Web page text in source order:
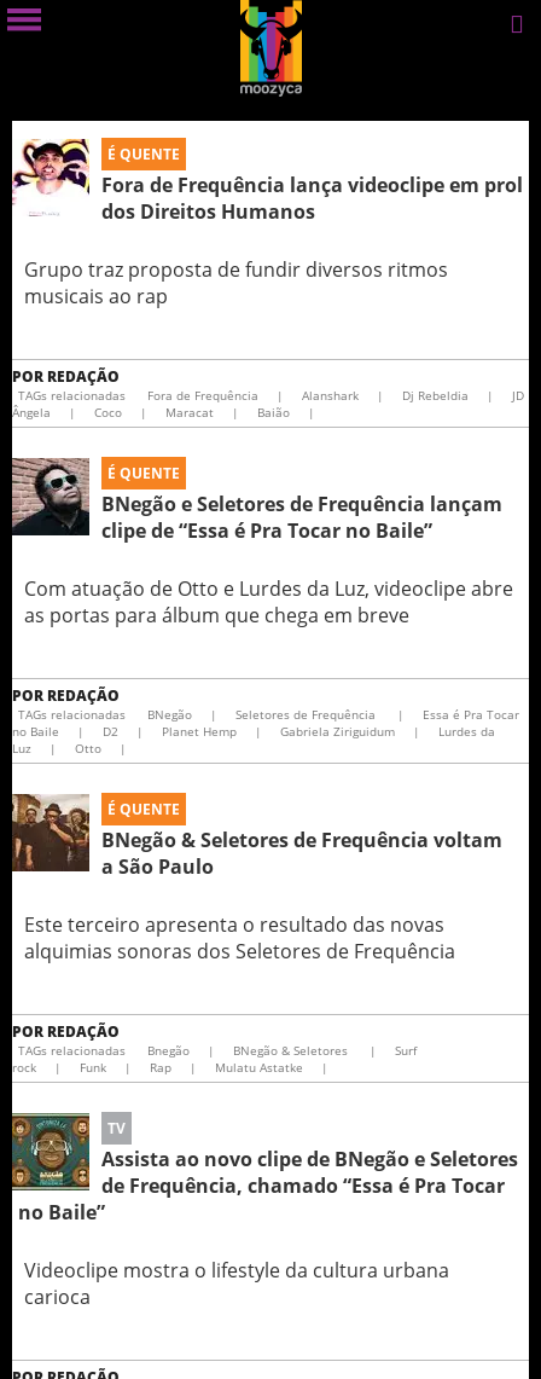
É QUENTE
Fora de Frequência lança videoclipe em prol
Grupo traz proposta de fundir diversos ritmos
musicais ao rap
POR REDAÇÃO
TAGs relacionadas Fora de Frequência | Alanshark | Dj Rebeldia |
JD
Ângela
| Coco | Maracat | Baião |
É QUENTE
BNegão e Seletores de Frequência lançam
clipe de “Essa é Pra Tocar no Baile”
Com atuação de Otto e Lurdes da Luz, videoclipe abre
as portas para álbum que chega em breve
POR REDAÇÃO
TAGs relacionadas BNegão | Seletores de Frequência |
Essa é Pra Tocar
no Baile
| D2 | Planet Hemp | Gabriela Ziriguidum |
Lurdes da
Luz
| Otto |
É QUENTE
BNegão & Seletores de Frequência voltam
a São Paulo
Este terceiro apresenta o resultado das novas
alquimias sonoras dos Seletores de Frequência
POR REDAÇÃO
TAGs relacionadas Bnegão | BNegão & Seletores |
Surf
rock
| Funk | Rap | Mulatu Astatke |
TV
Assista ao novo clipe de BNegão e Seletores
de Frequência, chamado “Essa é Pra Tocar
no Baile”
Videoclipe mostra o lifestyle da cultura urbana
carioca